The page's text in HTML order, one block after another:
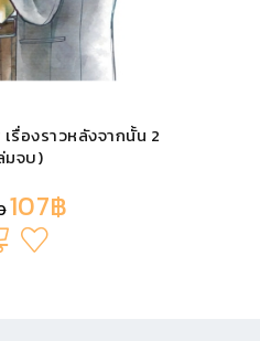
รื่องราวหลังจากนั้น 2
มจบ)
107฿